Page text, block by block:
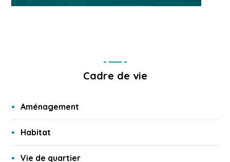
Cadre de vie
Aménagement
Habitat
Vie de quartier